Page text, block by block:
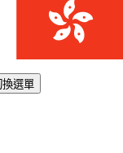
換選單